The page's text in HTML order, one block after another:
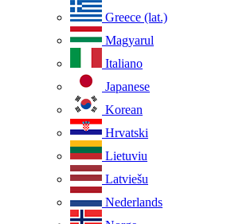
Greece (lat.)
Magyarul
Italiano
Japanese
Korean
Hrvatski
Lietuviu
Latviešu
Nederlands